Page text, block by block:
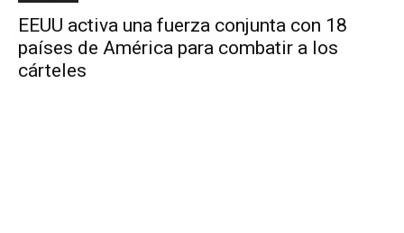
EEUU activa una fuerza conjunta con 18
países de América para combatir a los
cárteles